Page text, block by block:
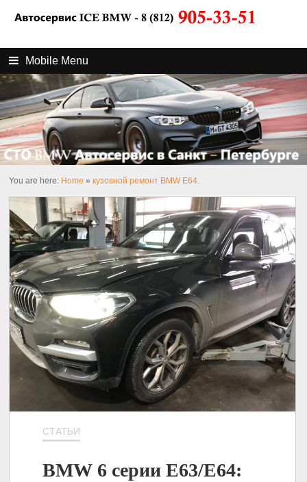
Mobile Menu
You are here: Home »кузовной ремонт BMW E64.
СТАТЬИ
BMW 6 серии E63/E64: